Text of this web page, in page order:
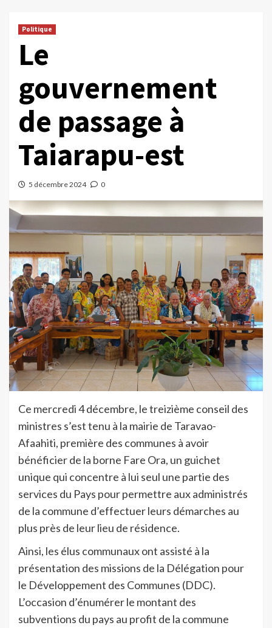
Politique
Le
gouvernement
de passage à
Taiarapu-est
5 décembre 2024 0
Ce mercredi 4 décembre, le treizième conseil des
ministres s’est tenu à la mairie de Taravao-
Afaahiti, première des communes à avoir
bénéficier de la borne Fare Ora, un guichet
unique qui concentre à lui seul une partie des
services du Pays pour permettre aux administrés
de la commune d’effectuer leurs démarches au
plus près de leur lieu de résidence.
Ainsi, les élus communaux ont assisté à la
présentation des missions de la Délégation pour
le Développement des Communes (DDC).
L’occasion d’énumérer le montant des
subventions du pays au profit de la commune